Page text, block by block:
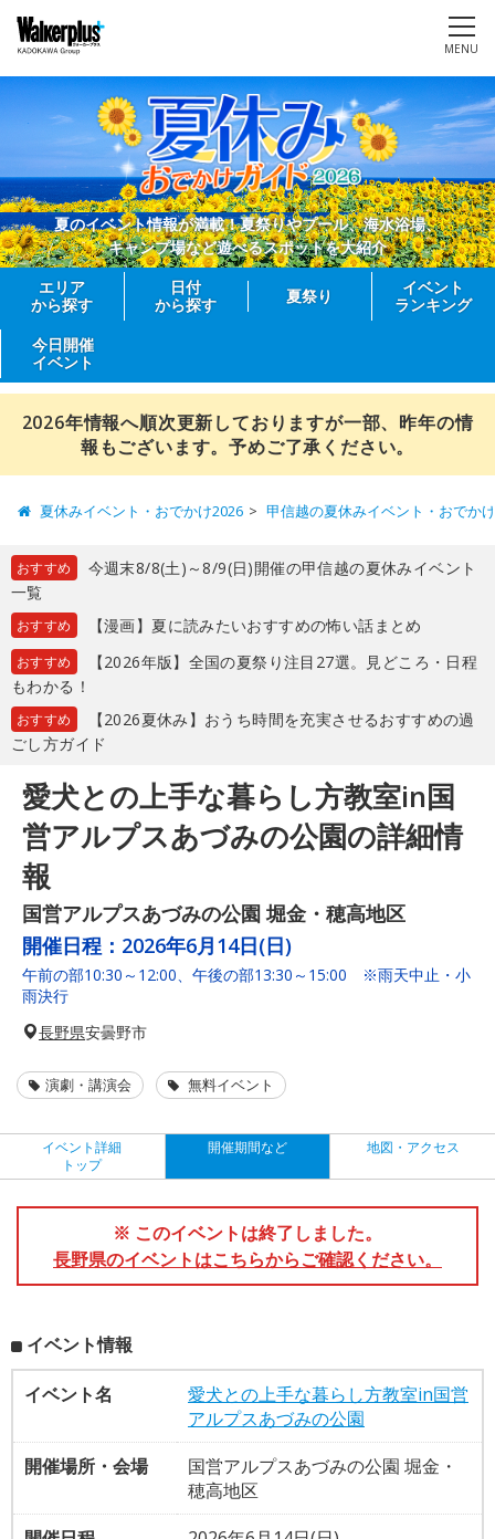
MENU
夏のイベント情報が満載！夏祭りやプール、海水浴場、
キャンプ場など遊べるスポットを大紹介
エリア
から探す
日付
から探す
夏祭り
イベント
ランキング
今日開催
イベント
2026年情報へ順次更新しておりますが一部、昨年の情
報もございます。予めご了承ください。
夏休みイベント・おでかけ2026 甲信越の夏休みイベント・おでか
おすすめ
今週末8/8(土)～8/9(日)開催の甲信越の夏休みイベント
一覧
おすすめ 【漫画】夏に読みたいおすすめの怖い話まとめ
おすすめ
【2026年版】全国の夏祭り注目27選。見どころ・日程
もわかる！
おすすめ
【2026夏休み】おうち時間を充実させるおすすめの過
ごし方ガイド
愛犬との上手な暮らし方教室in国
営アルプスあづみの公園の詳細情
報
国営アルプスあづみの公園 堀金・穂高地区
開催日程： 2026年6月14日(日)
午前の部10:30～12:00、午後の部13:30～15:00 ※雨天中止・小
雨決行
長野県安曇野市
演劇・講演会 無料イベント
イベント詳細
トップ
開催期間など 地図・アクセス
※ このイベントは終了しました。
長野県のイベントはこちらからご確認ください。
イベント情報
イベント名
愛犬との上手な暮らし方教室in国営
アルプスあづみの公園
開催場所・会場
国営アルプスあづみの公園 堀金・
穂高地区